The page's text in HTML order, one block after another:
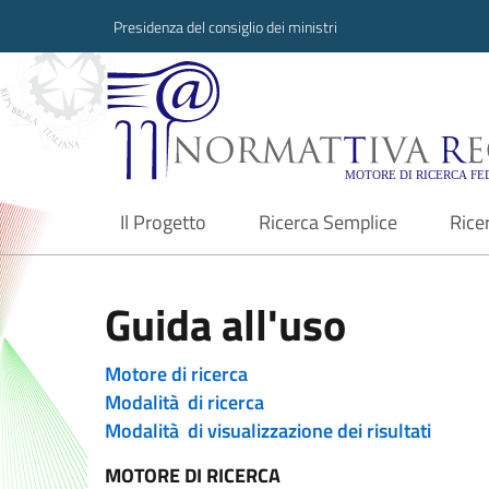
Presidenza del consiglio dei ministri
Normattiva
Il Progetto
current Ricerca Semplice
Guida all'uso
Motore di ricerca
Modalità di ricerca
Modalità di visualizzazione dei risultati
MOTORE DI RICERCA